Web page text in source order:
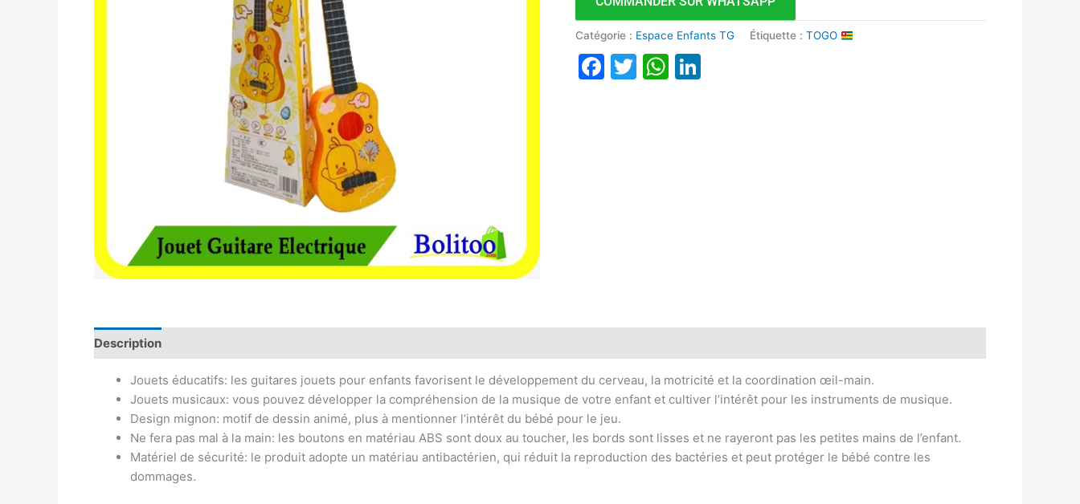
Catégorie : Espace Enfants TG Étiquette :TOGO
Facebook
TwitterWhatsApp
Description
Jouets éducatifs: les guitares jouets pour enfants favorisent le développement du cerveau, la motricité et la coordination œil-main.
Jouets musicaux: vous pouvez développer la compréhension de la musique de votre enfant et cultiver l’intérêt pour les instruments de musique.
Design mignon: motif de dessin animé, plus à mentionner l’intérêt du bébé pour le jeu.
Ne fera pas mal à la main: les boutons en matériau ABS sont doux au toucher, les bords sont lisses et ne rayeront pas les petites mains de l’enfant.
Matériel de sécurité: le produit adopte un matériau antibactérien, qui réduit la reproduction des bactéries et peut protéger le bébé contre les
dommages.